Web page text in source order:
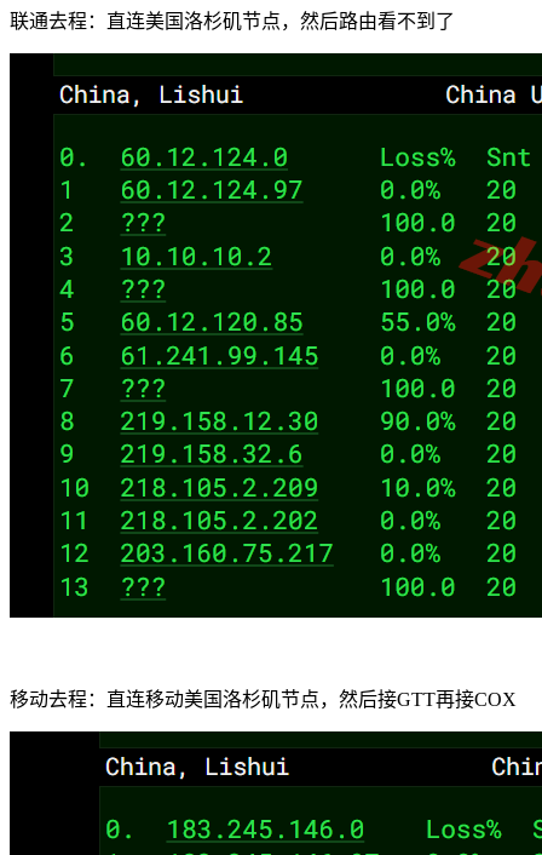
联通去程：直连美国洛杉矶节点，然后路由看不到了
移动去程：直连移动美国洛杉矶节点，然后接GTT再接COX